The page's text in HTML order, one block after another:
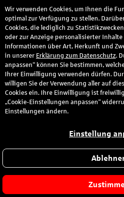
Im
an
Seite.
Wir verwenden Cookies, um Ihnen die
optimal zur Verfügung zu stellen.
Cookies, die lediglich zu
oder zur Anzeige personalisierter
Informationen über Art, Herkunft und
in unserer Erklärung zum Datenschutz.
anpassen“ können Sie bestimmen,
Ihrer Einwilligung verwenden dürfen.
willigen Sie der Verwendung aller auf
Cookies ein. Ihre Einwilligung ist
„Cookie-Einstellungen anpassen“
Einstellungen ändern.
Einstellung